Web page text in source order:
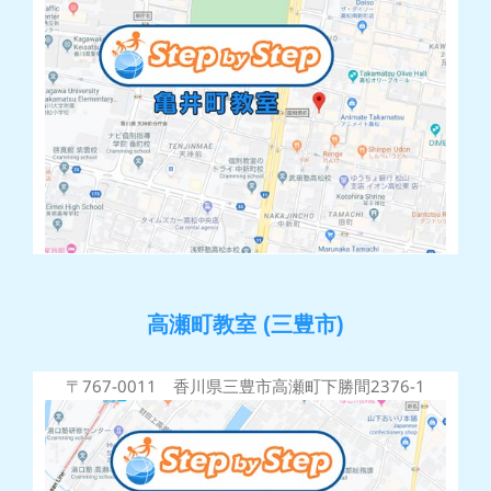
高瀬町教室 (三豊市)
〒767-0011 香川県三豊市高瀬町下勝間2376-1